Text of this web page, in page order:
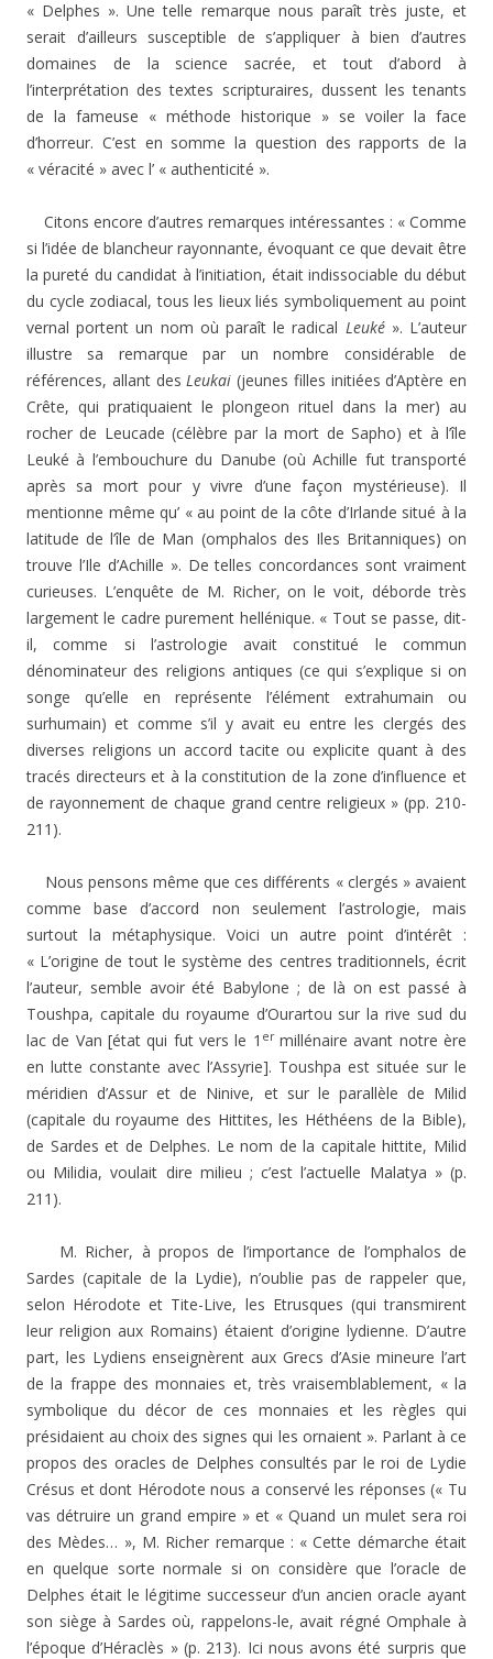
« Delphes ». Une telle remarque nous paraît très juste, et
serait d’ailleurs susceptible de s’appliquer à bien d’autres
domaines de la science sacrée, et tout d’abord à
l’interprétation des textes scripturaires, dussent les tenants
de la fameuse « méthode historique » se voiler la face
d’horreur. C’est en somme la question des rapports de la
« véracité » avec l’ « authenticité ».
Citons encore d’autres remarques intéressantes : « Comme
si l’idée de blancheur rayonnante, évoquant ce que devait être
la pureté du candidat à l’initiation, était indissociable du début
du cycle zodiacal, tous les lieux liés symboliquement au point
vernal portent un nom où paraît le radical Leuké». L’auteur
illustre sa remarque par un nombre considérable de
références, allant desLeukai (jeunes filles initiées d’Aptère en
Crête, qui pratiquaient le plongeon rituel dans la mer) au
rocher de Leucade (célèbre par la mort de Sapho) et à l’île
Leuké à l’embouchure du Danube (où Achille fut transporté
après sa mort pour y vivre d’une façon mystérieuse). Il
mentionne même qu’ « au point de la côte d’Irlande situé à la
latitude de l’île de Man (omphalos des Iles Britanniques) on
trouve l’Ile d’Achille ». De telles concordances sont vraiment
curieuses. L’enquête de M. Richer, on le voit, déborde très
largement le cadre purement hellénique. « Tout se passe, dit-
il, comme si l’astrologie avait constitué le commun
dénominateur des religions antiques (ce qui s’explique si on
songe qu’elle en représente l’élément extrahumain ou
surhumain) et comme s’il y avait eu entre les clergés des
diverses religions un accord tacite ou explicite quant à des
tracés directeurs et à la constitution de la zone d’influence et
de rayonnement de chaque grand centre religieux » (pp. 210-
211).
Nous pensons même que ces différents « clergés » avaient
comme base d’accord non seulement l’astrologie, mais
surtout la métaphysique. Voici un autre point d’intérêt :
« L’origine de tout le système des centres traditionnels, écrit
l’auteur, semble avoir été Babylone ; de là on est passé à
Toushpa, capitale du royaume d’Ourartou sur la rive sud du
lac de Van [état qui fut vers le 1 ermillénaire avant notre ère
en lutte constante avec l’Assyrie]. Toushpa est située sur le
méridien d’Assur et de Ninive, et sur le parallèle de Milid
(capitale du royaume des Hittites, les Héthéens de la Bible),
de Sardes et de Delphes. Le nom de la capitale hittite, Milid
ou Milidia, voulait dire milieu ; c’est l’actuelle Malatya » (p.
211).
M. Richer, à propos de l’importance de l’omphalos de
Sardes (capitale de la Lydie), n’oublie pas de rappeler que,
selon Hérodote et Tite-Live, les Etrusques (qui transmirent
leur religion aux Romains) étaient d’origine lydienne. D’autre
part, les Lydiens enseignèrent aux Grecs d’Asie mineure l’art
de la frappe des monnaies et, très vraisemblablement, « la
symbolique du décor de ces monnaies et les règles qui
présidaient au choix des signes qui les ornaient ». Parlant à ce
propos des oracles de Delphes consultés par le roi de Lydie
Crésus et dont Hérodote nous a conservé les réponses (« Tu
vas détruire un grand empire » et « Quand un mulet sera roi
des Mèdes… », M. Richer remarque : « Cette démarche était
en quelque sorte normale si on considère que l’oracle de
Delphes était le légitime successeur d’un ancien oracle ayant
son siège à Sardes où, rappelons-le, avait régné Omphale à
l’époque d’Héraclès » (p. 213). Ici nous avons été surpris que